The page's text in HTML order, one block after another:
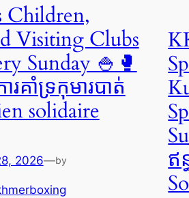
Children,
Visiting Clubs
Sunday 🍚🥊
គាំទ្រកុមារបាត់
solidaire
2026—by
ឥ